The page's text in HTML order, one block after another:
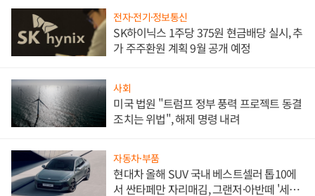
전자·전기·정보통신
SK하이닉스 1주당 375원 현금배당 실시, 추
가 주주환원 계획 9월 공개 예정
사회
미국 법원 "트럼프 정부 풍력 프로젝트 동결
조치는 위법", 해제 명령 내려
자동차·부품
현대차 올해 SUV 국내 베스트셀러 톱10에
서 싼타페만 자리매김, 그랜저·아반떼 '세단